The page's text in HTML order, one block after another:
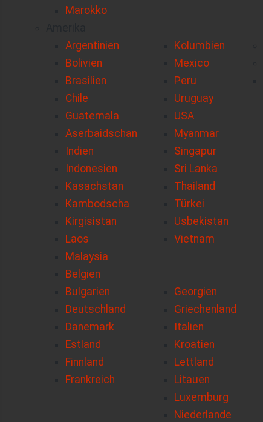
Marokko
Argentinien
Bolivien
Brasilien
Chile
Guatemala
Kolumbien
Mexico
Peru
Uruguay
USA
Aserbaidschan
Indien
Indonesien
Kasachstan
Kambodscha
Kirgisistan
Laos
Malaysia
Myanmar
Singapur
Sri Lanka
Thailand
Türkei
Usbekistan
Vietnam
Belgien
Bulgarien
Deutschland
Dänemark
Estland
Finnland
Frankreich
Georgien
Griechenland
Italien
Kroatien
Lettland
Litauen
Luxemburg
Niederlande